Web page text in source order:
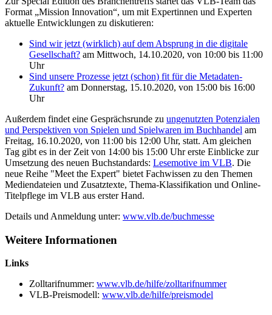
Format „Mission Innovation“, um mit Expertinnen und Experten
aktuelle Entwicklungen zu diskutieren:
Sind wir jetzt (wirklich) auf dem Absprung in die digitale
Gesellschaft? am Mittwoch, 14.10.2020, von 10:00 bis 11:00
Uhr
Sind unsere Prozesse jetzt (schon) fit für die Metadaten-
Zukunft? am Donnerstag, 15.10.2020, von 15:00 bis 16:00
Uhr
Außerdem findet eine Gesprächsrunde zu ungenutzten Potenzialen
und Perspektiven von Spielen und Spielwaren im Buchhandel am
Freitag, 16.10.2020, von 11:00 bis 12:00 Uhr, statt. Am gleichen
Tag gibt es in der Zeit von 14:00 bis 15:00 Uhr erste Einblicke zur
Umsetzung des neuen Buchstandards: Lesemotive im VLB. Die
neue Reihe "Meet the Expert" bietet Fachwissen zu den Themen
Mediendateien und Zusatztexte, Thema-Klassifikation und Online-
Titelpflege im VLB aus erster Hand.
Details und Anmeldung unter: www.vlb.de/buchmesse
Weitere Informationen
Links
Zolltarifnummer: www.vlb.de/hilfe/zolltarifnummer
VLB-Preismodell: www.vlb.de/hilfe/preismodel